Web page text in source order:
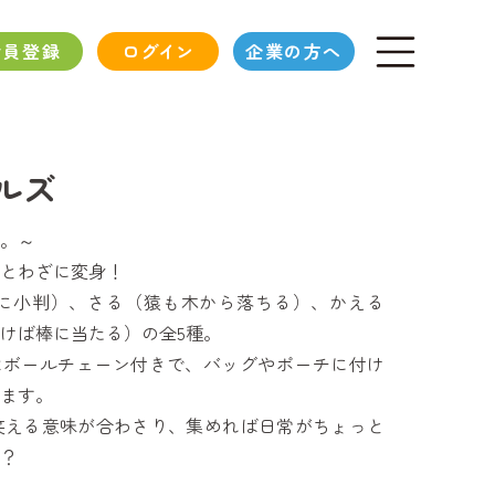
登録 ログイン 企業の方へ
ズ
～
わざに変身！
小判）、さる（猿も木から落ちる）、かえる
ば棒に当たる）の全5種。
ールチェーン付きで、バッグやポーチに付け
す。
る意味が合わさり、集めれば日常がちょっと